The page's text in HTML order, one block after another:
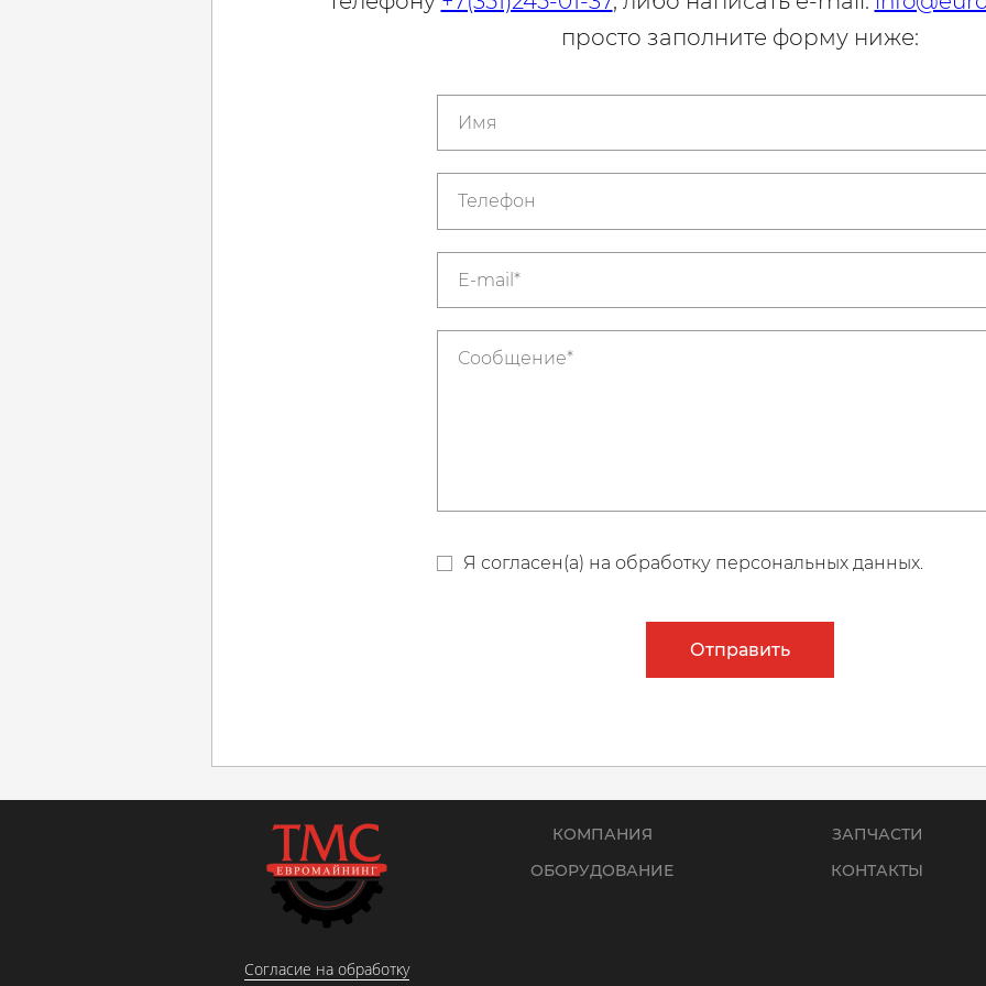
просто заполните форму ниже:
Я согласен(а) на обработку персональных данных.
Отправить
Согласие на обработку
КОМПАНИЯ
ОБОРУДОВАНИЕ
ЗАПЧАСТИ
КОНТАКТЫ